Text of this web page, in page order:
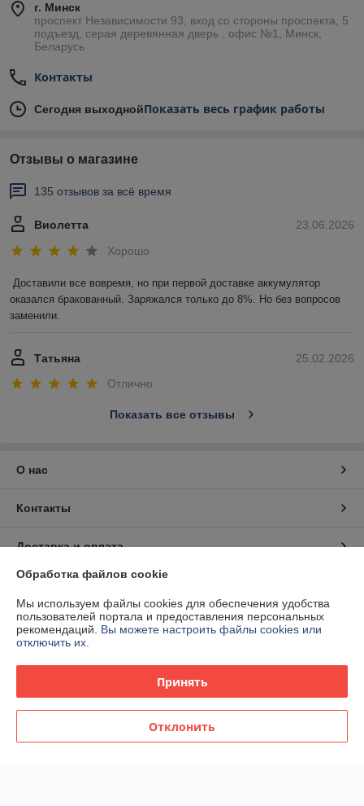
г. Минск
проспект Независимости 93, вход со стороны проспекта, 5
подъезд, серая деревянная дверь , офис №1, Минск,
Беларусь
Контакты
Сегодня выходнойПоказать весь график работы
Отзывы о магазине
135 отзывов за всё время
23.06.2026
Виолетта
Хорошо
Доставили все вовремя, но при первой доставке аккумулятор
оказался бракованный. Заряжался только до 8%. Но без вопросов
заменили.
25.02.2026
Татьяна
Отлично
Показать все отзывы
О нас
Контакты
Доставка и оплата
График работы
Полная версия сайта
Сайт создан на платформе Deal.by
Обработка файлов cookie
Мы используем файлы cookies для обеспечения удобства
пользователей портала и предоставления персональных
рекомендаций. Вы можете настроить файлы cookies или
отключить их.
Принять
Отклонить